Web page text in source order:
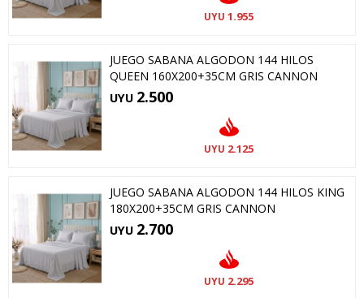
UYU 1.955
JUEGO SABANA ALGODON 144 HILOS
QUEEN 160X200+35CM GRIS CANNON
UYU 2.500
UYU 2.125
JUEGO SABANA ALGODON 144 HILOS KING
180X200+35CM GRIS CANNON
UYU 2.700
UYU 2.295